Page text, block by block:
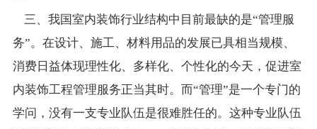
三、我国室内装饰行业结构中目前最缺的是“管理服
务”。在设计、施工、材料用品的发展已具相当规模、
消费日益体现理性化、多样化、个性化的今天，促进室
内装饰工程管理服务正当其时。而“管理”是一个专门的
学问，没有一支专业队伍是很难胜任的。这种专业队伍